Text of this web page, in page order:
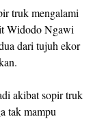
truk mengalami
Widodo Ngawi
dari tujuh ekor
akibat sopir truk
tak mampu